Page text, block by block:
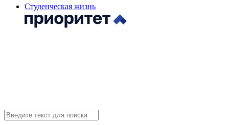
Студенческая жизнь